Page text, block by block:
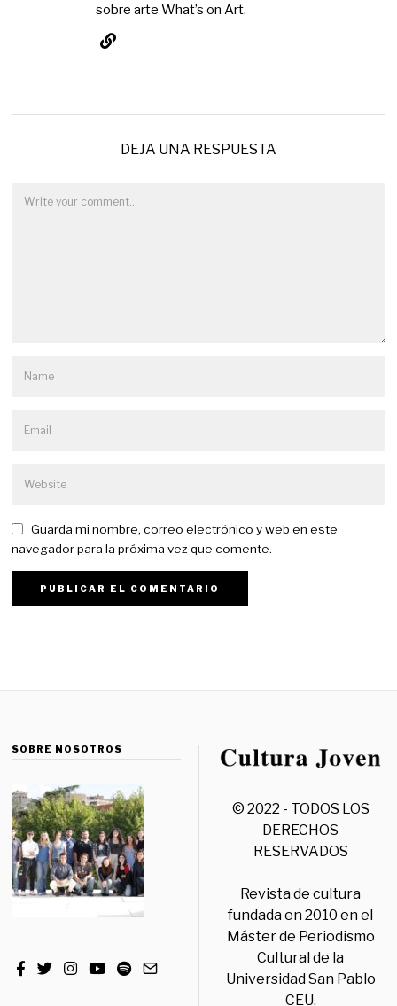
sobre arte What’s on Art.
DEJA UNA RESPUESTA
Guarda mi nombre, correo electrónico y web en este
navegador para la próxima vez que comente.
SOBRE NOSOTROS
© 2022 - TODOS LOS
DERECHOS
RESERVADOS
Revista de cultura
fundada en 2010 en el
Máster de Periodismo
Cultural de la
Universidad San Pablo
CEU.